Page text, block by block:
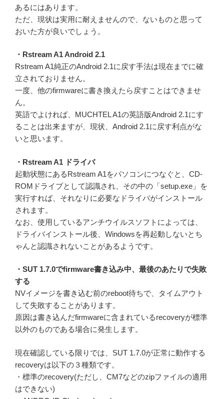
あるにはあります。
ただ、現状は実用に耐えませんので、ないものと思って
おいた方が良いでしょう。
・Rstream A1 Android 2.1
Rstream A1純正のAndroid 2.1に戻す手法は現在までに確
立されておりません。
一度、他のfirmwareに書き換えたら戻すことはできませ
ん。
英語でよければ、MUCHTEL A1の英語版Android 2.1にす
ることは出来ますが、現状、Android 2.1に戻す利点がな
いと思います。
・Rstream A1 ドライバ
起動状態にあるRstream A1をパソコンにつなぐと、CD-
ROMドライブとして認識され、その中の「setup.exe」を
実行すれば、それなりに必要なドライバがインストール
されます。
なお、使用しているアンチウイルスソフトによっては、
ドライバインストール後、Windowsを再起動しないとち
ゃんと認識されないことがあるようです。
・SUT 1.7.0でfirmware書き込み中、最後のあたりで失敗
する
NVイメージを書き込む前のreboot待ちで、タイムアウト
して失敗することがあります。
原因は書き込んだfirmwareに含まれているrecoveryが標準
以外のものである場合に発生します。
現在確認している限りでは、SUT 1.7.0が正常に動作する
recoveryは以下の３種類です。
・標準のrecovery(ただし、CM7などのzipファイルの適用
はできない)